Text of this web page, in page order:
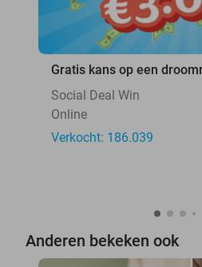
Gratis kans op een
Social Deal Win
Online
Verkocht: 186.039
Anderen bekeken ook